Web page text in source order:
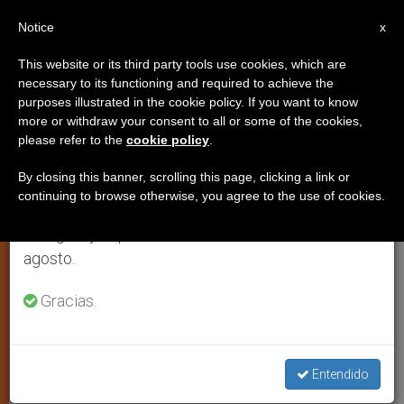
Alemania: 35 padres
condenados por objetar a la
educación sexual estatal
Asociaciones de nueve países y cuatro
paterno
ARTE Y CULTURA
×
Aviso importante
Del 27 de julio al 7 de agosto haremos la pausa
anual, aprovechando que en el periodo de verano
se generan menos informaciones y también el
agosto.
Gracias.
Entendido
x
Notice
This website or its third party tools use cookies, which are
necessary to its functioning and required to achieve the
purposes illustrated in the cookie policy. If you want to know
more or withdraw your consent to all or some of the cookies,
please refer to the cookie policy
By closing this banner, scrolling this page, clicking a link or
continuing to browse otherwise, you agree to the use of cookies.